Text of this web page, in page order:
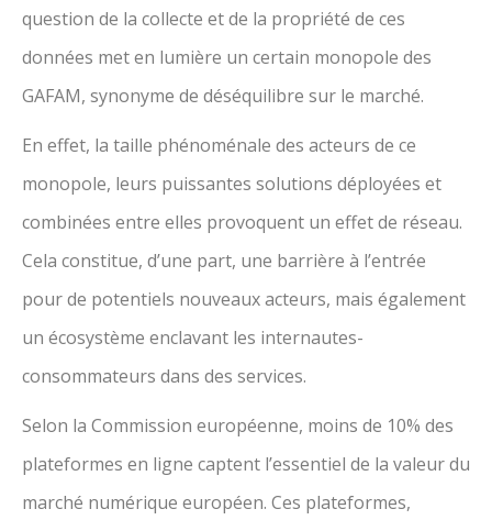
question de la collecte et de la propriété de ces
données met en lumière un certain monopole des
GAFAM, synonyme de déséquilibre sur le marché.
En effet, la taille phénoménale des acteurs de ce
monopole, leurs puissantes solutions déployées et
combinées entre elles provoquent un effet de réseau.
Cela constitue, d’une part, une barrière à l’entrée
pour de potentiels nouveaux acteurs, mais également
un écosystème enclavant les internautes-
consommateurs dans des services.
Selon la Commission européenne, moins de 10% des
plateformes en ligne captent l’essentiel de la valeur du
marché numérique européen. Ces plateformes,